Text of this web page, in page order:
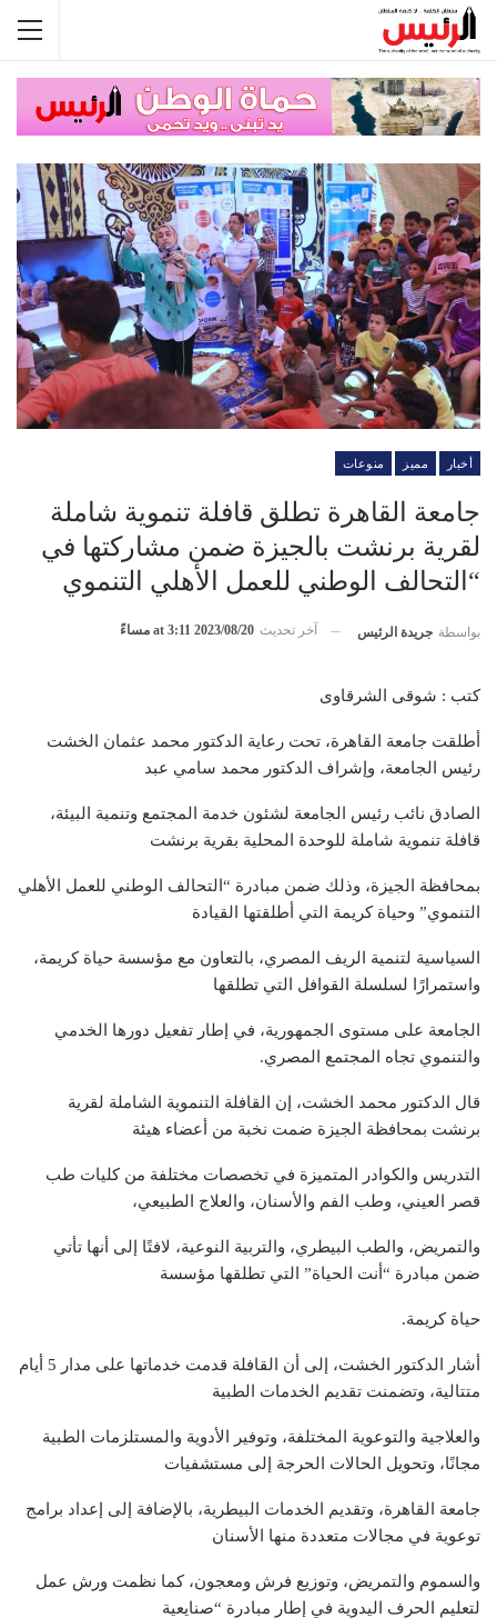
أخبار مميز منوعات
جامعة القاهرة تطلق قافلة تنموية شاملة
لقرية برنشت بالجيزة ضمن مشاركتها في
“التحالف الوطني للعمل الأهلي التنموي
بواسطة جريدة الرئيس آخر تحديث 2023/08/20 at 3:11 مساءً
كتب : شوقى الشرقاوى
أطلقت جامعة القاهرة، تحت رعاية الدكتور محمد عثمان الخشت
رئيس الجامعة، وإشراف الدكتور محمد سامي عبد
الصادق نائب رئيس الجامعة لشئون خدمة المجتمع وتنمية البيئة،
قافلة تنموية شاملة للوحدة المحلية بقرية برنشت
بمحافظة الجيزة، وذلك ضمن مبادرة “التحالف الوطني للعمل الأهلي
التنموي” وحياة كريمة التي أطلقتها القيادة
السياسية لتنمية الريف المصري، بالتعاون مع مؤسسة حياة كريمة،
واستمرارًا لسلسلة القوافل التي تطلقها
الجامعة على مستوى الجمهورية، في إطار تفعيل دورها الخدمي
والتنموي تجاه المجتمع المصري.
قال الدكتور محمد الخشت، إن القافلة التنموية الشاملة لقرية
برنشت بمحافظة الجيزة ضمت نخبة من أعضاء هيئة
التدريس والكوادر المتميزة في تخصصات مختلفة من كليات طب
قصر العيني، وطب الفم والأسنان، والعلاج الطبيعي،
والتمريض، والطب البيطري، والتربية النوعية، لافتًا إلى أنها تأتي
ضمن مبادرة “أنت الحياة” التي تطلقها مؤسسة
حياة كريمة.
أشار الدكتور الخشت، إلى أن القافلة قدمت خدماتها على مدار 5 أيام
متتالية، وتضمنت تقديم الخدمات الطبية
والعلاجية والتوعوية المختلفة، وتوفير الأدوية والمستلزمات الطبية
مجانًا، وتحويل الحالات الحرجة إلى مستشفيات
جامعة القاهرة، وتقديم الخدمات البيطرية، بالإضافة إلى إعداد برامج
توعوية في مجالات متعددة منها الأسنان
والسموم والتمريض، وتوزيع فرش ومعجون، كما نظمت ورش عمل
لتعليم الحرف اليدوية في إطار مبادرة “صنايعية